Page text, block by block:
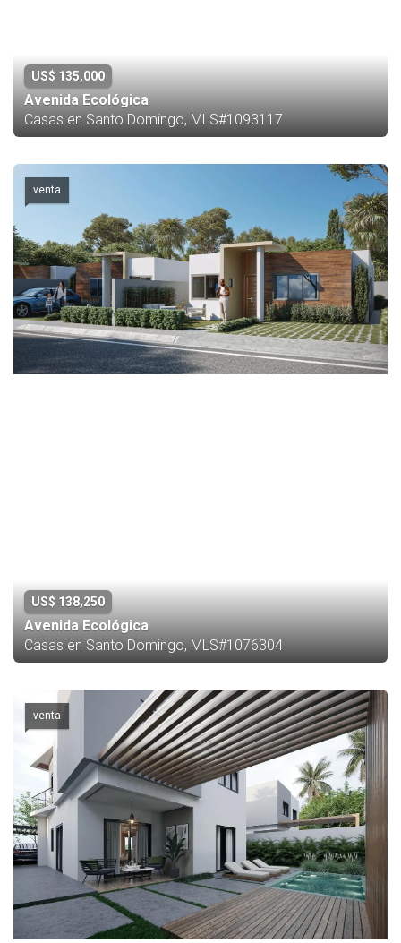
US$ 135,000
Avenida Ecológica
Casas en Santo Domingo, MLS#1093117
venta
US$ 138,250
Avenida Ecológica
Casas en Santo Domingo, MLS#1076304
venta